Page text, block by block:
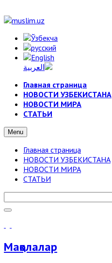
Главная страница
НОВОСТИ УЗБЕКИСТАНА
НОВОСТИ МИРА
СТАТЬИ
Menu
Главная страница
НОВОСТИ УЗБЕКИСТАНА
НОВОСТИ МИРА
СТАТЬИ
Мақолалар